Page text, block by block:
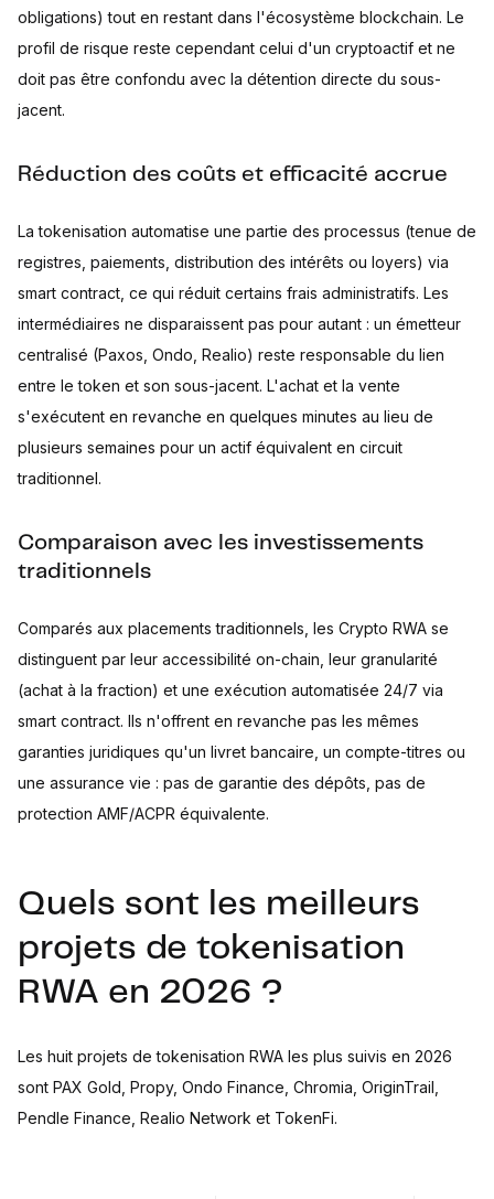
obligations) tout en restant dans l'écosystème blockchain. Le
profil de risque reste cependant celui d'un cryptoactif et ne
doit pas être confondu avec la détention directe du sous-
jacent.
Réduction des coûts et efficacité accrue
La tokenisation automatise une partie des processus (tenue de
registres, paiements, distribution des intérêts ou loyers) via
smart contract, ce qui réduit certains frais administratifs. Les
intermédiaires ne disparaissent pas pour autant : un émetteur
centralisé (Paxos, Ondo, Realio) reste responsable du lien
entre le token et son sous-jacent. L'achat et la vente
s'exécutent en revanche en quelques minutes au lieu de
plusieurs semaines pour un actif équivalent en circuit
traditionnel.
Comparaison avec les investissements
traditionnels
Comparés aux placements traditionnels, les Crypto RWA se
distinguent par leur accessibilité on-chain, leur granularité
(achat à la fraction) et une exécution automatisée 24/7 via
smart contract. Ils n'offrent en revanche pas les mêmes
garanties juridiques qu'un livret bancaire, un compte-titres ou
une assurance vie : pas de garantie des dépôts, pas de
protection AMF/ACPR équivalente.
Quels sont les meilleurs
projets de tokenisation
RWA en 2026 ?
Les huit projets de tokenisation RWA les plus suivis en 2026
sont PAX Gold, Propy, Ondo Finance, Chromia, OriginTrail,
Pendle Finance, Realio Network et TokenFi.